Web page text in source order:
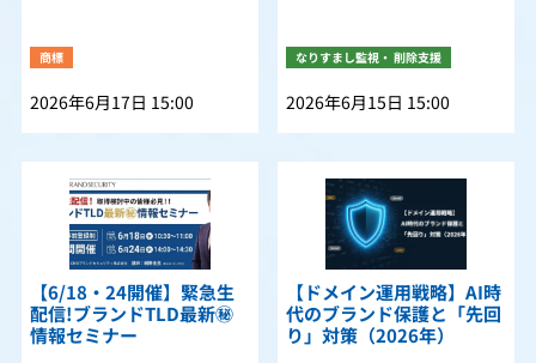
商標
2026年6月17日 15:00
なりすまし監視・ 削除支援
2026年6月15日 15:00
【6/18・24開催】緊急生
配信!ブランドTLD最新㊙
情報セミナー
【ドメイン運用戦略】AI時
代のブランド保護と「先回
り」対策（2026年）